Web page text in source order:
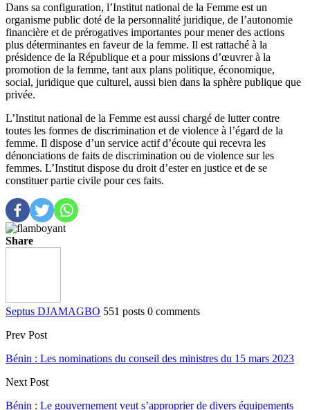
Dans sa configuration, l’Institut national de la Femme est un
organisme public doté de la personnalité juridique, de l’autonomie
financière et de prérogatives importantes pour mener des actions
plus déterminantes en faveur de la femme. Il est rattaché à la
présidence de la République et a pour missions d’œuvrer à la
promotion de la femme, tant aux plans politique, économique,
social, juridique que culturel, aussi bien dans la sphère publique que
privée.
L’Institut national de la Femme est aussi chargé de lutter contre
toutes les formes de discrimination et de violence à l’égard de la
femme. Il dispose d’un service actif d’écoute qui recevra les
dénonciations de faits de discrimination ou de violence sur les
femmes. L’Institut dispose du droit d’ester en justice et de se
constituer partie civile pour ces faits.
Share
Septus DJAMAGBO 551 posts 0 comments
Prev Post
Bénin : Les nominations du conseil des ministres du 15 mars 2023
Next Post
Bénin : Le gouvernement veut s’approprier de divers équipements